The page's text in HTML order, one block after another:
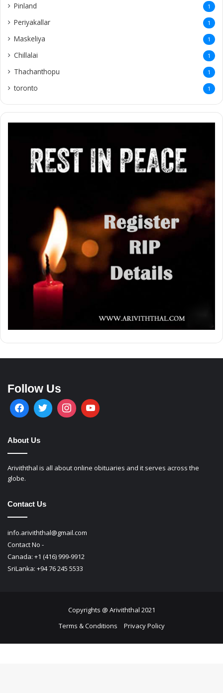
Pinland 1
Periyakallar 1
Maskeliya 1
Chillalai 1
Thachanthopu 1
toronto 1
Follow Us
About Us
Ariviththal is all about online obituaries and it serves across the
globe.
Contact Us
info.ariviththal@gmail.com
Contact No -
Canada: +1 (416) 999-9912
SriLanka: +94 76 245 5533
Copyrights @ Ariviththal 2021
Terms & Conditions
Privacy Policy